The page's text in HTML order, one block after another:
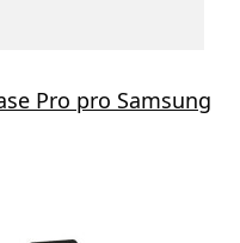
Pro pro Samsung
Vivo